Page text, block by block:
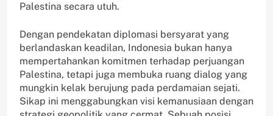
Palestina secara utuh.
Dengan pendekatan diplomasi bersyarat yang
berlandaskan keadilan, Indonesia bukan hanya
mempertahankan komitmen terhadap perjuangan
Palestina, tetapi juga membuka ruang dialog yang
mungkin kelak berujung pada perdamaian sejati.
Sikap ini menggabungkan visi kemanusiaan dengan